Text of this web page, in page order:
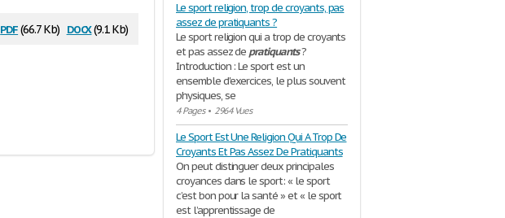
pdf(66.7 Kb) docx(9.1 Kb)
Le sport religion, trop de croyants, pas
assez de pratiquants ?
Le sport religion qui a trop de croyants
et pas assez de pratiquants?
Introduction : Le sport est un
ensemble d'exercices, le plus souvent
physiques, se
4 Pages• 2964 Vues
Le Sport Est Une Religion Qui A Trop De
Croyants Et Pas Assez De Pratiquants
On peut distinguer deux principales
croyances dans le sport: « le sport
c’est bon pour la santé » et « le sport
est l’apprentissage de